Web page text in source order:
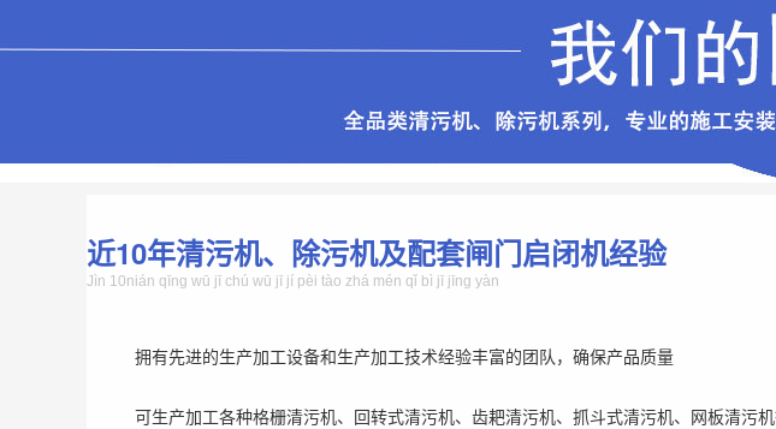
近10年清污机、除污机及配套闸门启闭机经验
Jìn 10nián qīng wū jī chú wū jī jí pèi tào zhá mén qǐ bì jī jīng yàn
拥有先进的生产加工设备和生产加工技术经验丰富的团队，确保产品质量
可生产加工各种格栅清污机、回转式清污机、齿耙清污机、抓斗式清污机、网板清污